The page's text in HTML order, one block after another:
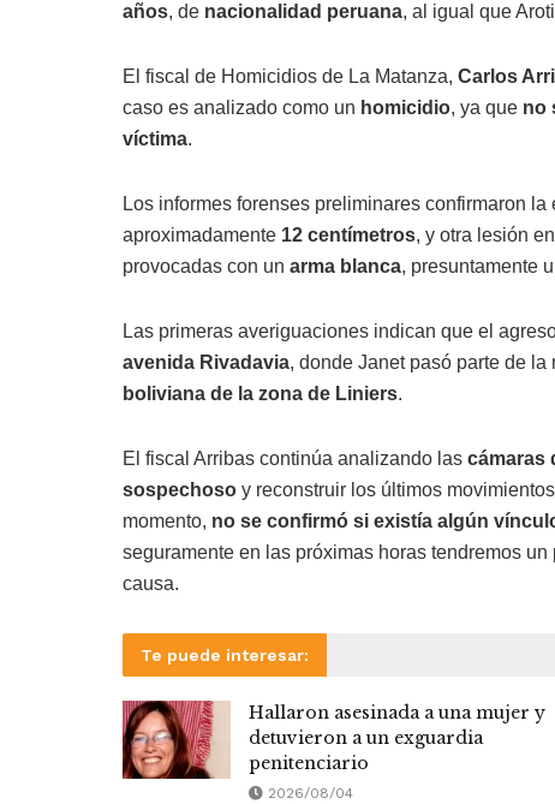
años, de nacionalidad peruana, al igual que
El fiscal de Homicidios de La Matanza, Carlos
caso es analizado como un homicidio, ya que no
víctima.
Los informes forenses preliminares confirmaron la
aproximadamente 12 centímetros, y otra lesión en
provocadas con un arma blanca, presuntamente
Las primeras averiguaciones indican que el
avenida Rivadavia, donde Janet pasó parte de
boliviana de la zona de Liniers.
El fiscal Arribas continúa analizando las cámaras
sospechoso y reconstruir los últimos
momento, no se confirmó si existía algún
seguramente en las próximas horas tendremos
causa.
Te puede interesar:
Hallaron asesinada a una mujer y
detuvieron a un exguardia
penitenciario
2026/08/04